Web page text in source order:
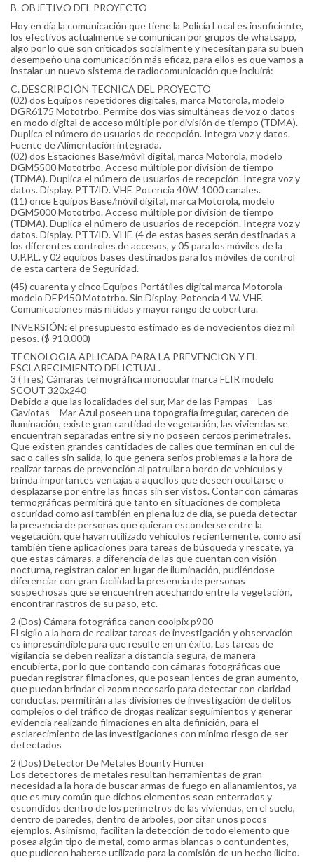
B. OBJETIVO DEL PROYECTO
Hoy en día la comunicación que tiene la Policía Local es insuficiente,
los efectivos actualmente se comunican por grupos de whatsapp,
algo por lo que son criticados socialmente y necesitan para su buen
desempeño una comunicación más eficaz, para ellos es que vamos a
instalar un nuevo sistema de radiocomunicación que incluirá:
C. DESCRIPCIÓN TECNICA DEL PROYECTO
(02) dos Equipos repetidores digitales, marca Motorola, modelo
DGR6175 Mototrbo. Permite dos vías simultáneas de voz o datos
en modo digital de acceso múltiple por división de tiempo (TDMA).
Duplica el número de usuarios de recepción. Integra voz y datos.
Fuente de Alimentación integrada.
(02) dos Estaciones Base/móvil digital, marca Motorola, modelo
DGM5500 Mototrbo. Acceso múltiple por división de tiempo
(TDMA). Duplica el número de usuarios de recepción. Integra voz y
datos. Display. PTT/ID. VHF. Potencia 40W. 1000 canales.
(11) once Equipos Base/móvil digital, marca Motorola, modelo
DGM5000 Mototrbo. Acceso múltiple por división de tiempo
(TDMA). Duplica el número de usuarios de recepción. Integra voz y
datos. Display. PTT/ID. VHF. (4 de estas bases serán destinadas a
los diferentes controles de accesos, y 05 para los móviles de la
U.P.P.L. y 02 equipos bases destinados para los móviles de control
de esta cartera de Seguridad.
(45) cuarenta y cinco Equipos Portátiles digital marca Motorola
modelo DEP450 Mototrbo. Sin Display. Potencia 4 W. VHF.
Comunicaciones más nítidas y mayor rango de cobertura.
INVERSIÓN: el presupuesto estimado es de novecientos diez mil
pesos. ($ 910.000)
TECNOLOGIA APLICADA PARA LA PREVENCION Y EL
ESCLARECIMIENTO DELICTUAL.
3 (Tres) Cámaras termográfica monocular marca FLIR modelo
SCOUT 320x240
Debido a que las localidades del sur, Mar de las Pampas – Las
Gaviotas – Mar Azul poseen una topografía irregular, carecen de
iluminación, existe gran cantidad de vegetación, las viviendas se
encuentran separadas entre sí y no poseen cercos perimetrales.
Que existen grandes cantidades de calles que terminan en cul de
sac o calles sin salida, lo que genera serios problemas a la hora de
realizar tareas de prevención al patrullar a bordo de vehículos y
brinda importantes ventajas a aquellos que deseen ocultarse o
desplazarse por entre las fincas sin ser vistos. Contar con cámaras
termográficas permitirá que tanto en situaciones de completa
oscuridad como así también en plena luz de día, se pueda detectar
la presencia de personas que quieran esconderse entre la
vegetación, que hayan utilizado vehículos recientemente, como así
también tiene aplicaciones para tareas de búsqueda y rescate, ya
que estas cámaras, a diferencia de las que cuentan con visión
nocturna, registran calor en lugar de iluminación, pudiéndose
diferenciar con gran facilidad la presencia de personas
sospechosas que se encuentren acechando entre la vegetación,
encontrar rastros de su paso, etc.
2 (Dos) Cámara fotográfica canon coolpix p900
El sigilo a la hora de realizar tareas de investigación y observación
es imprescindible para que resulte en un éxito. Las tareas de
vigilancia se deben realizar a distancia segura, de manera
encubierta, por lo que contando con cámaras fotográficas que
puedan registrar filmaciones, que posean lentes de gran aumento,
que puedan brindar el zoom necesario para detectar con claridad
conductas, permitirán a las divisiones de investigación de delitos
complejos o del tráfico de drogas realizar seguimientos y generar
evidencia realizando filmaciones en alta definición, para el
esclarecimiento de las investigaciones con mínimo riesgo de ser
detectados
2 (Dos) Detector De Metales Bounty Hunter
Los detectores de metales resultan herramientas de gran
necesidad a la hora de buscar armas de fuego en allanamientos, ya
que es muy común que dichos elementos sean enterrados y
escondidos dentro de los perímetros de las viviendas, en el suelo,
dentro de paredes, dentro de árboles, por citar unos pocos
ejemplos. Asimismo, facilitan la detección de todo elemento que
posea algún tipo de metal, como armas blancas o contundentes,
que pudieren haberse utilizado para la comisión de un hecho ilícito.